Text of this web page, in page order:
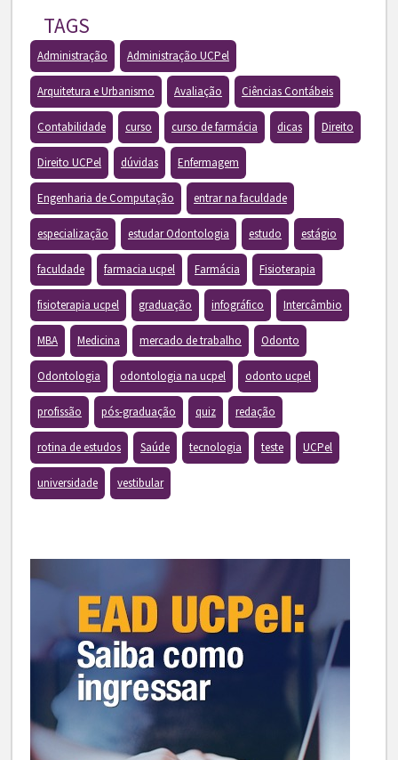
TAGS
Administração Administração UCPel
Arquitetura e Urbanismo Avaliação Ciências Contábeis
Contabilidade curso curso de farmácia dicas Direito
Direito UCPel dúvidas Enfermagem
Engenharia de Computação entrar na faculdade
especialização estudar Odontologia estudo estágio
faculdade farmacia ucpel Farmácia Fisioterapia
fisioterapia ucpel graduação infográfico Intercâmbio
MBA Medicina mercado de trabalho Odonto
Odontologia odontologia na ucpel odonto ucpel
profissão pós-graduação quiz redação
rotina de estudos Saúde tecnologia teste UCPel
universidade vestibular